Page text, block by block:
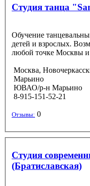
Студия танца
Обучение
детей и взрослых.
любой точке Москвы и
Москва,
Марьино
ЮВАО/р-н Марьино
8-915-151-52-21
Отзывы: 0
Студия
(Братиславская)